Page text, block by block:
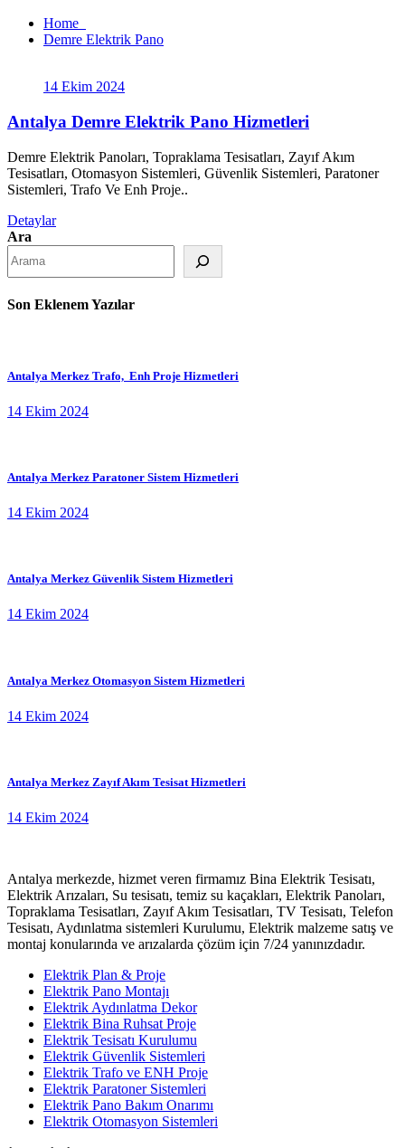
Home
Demre Elektrik Pano
14 Ekim 2024
Antalya Demre Elektrik Pano Hizmetleri
Demre Elektrik Panoları, Topraklama Tesisatları, Zayıf Akım
Tesisatları, Otomasyon Sistemleri, Güvenlik Sistemleri, Paratoner
Sistemleri, Trafo Ve Enh Proje..
Detaylar
Ara
Son Eklenem Yazılar
Antalya Merkez Trafo, Enh Proje Hizmetleri
14 Ekim 2024
Antalya Merkez Paratoner Sistem Hizmetleri
14 Ekim 2024
Antalya Merkez Güvenlik Sistem Hizmetleri
14 Ekim 2024
Antalya Merkez Otomasyon Sistem Hizmetleri
14 Ekim 2024
Antalya Merkez Zayıf Akım Tesisat Hizmetleri
14 Ekim 2024
Antalya merkezde, hizmet veren firmamız Bina Elektrik Tesisatı,
Elektrik Arızaları, Su tesisatı, temiz su kaçakları, Elektrik Panoları,
Topraklama Tesisatları, Zayıf Akım Tesisatları, TV Tesisatı, Telefon
Tesisatı, Aydınlatma sistemleri Kurulumu, Elektrik malzeme satış ve
montaj konularında ve arızalarda çözüm için 7/24 yanınızdadır.
Elektrik Plan & Proje
Elektrik Pano Montajı
Elektrik Aydınlatma Dekor
Elektrik Bina Ruhsat Proje
Elektrik Tesisatı Kurulumu
Elektrik Güvenlik Sistemleri
Elektrik Trafo ve ENH Proje
Elektrik Paratoner Sistemleri
Elektrik Pano Bakım Onarımı
Elektrik Otomasyon Sistemleri